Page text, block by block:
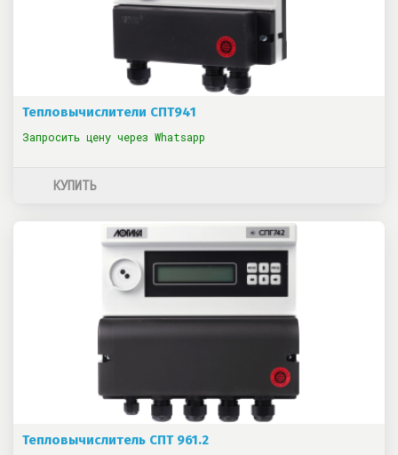
Тепловычислители СПТ941
Запросить цену через Whatsapp
КУПИТЬ
Тепловычислитель СПТ 961.2